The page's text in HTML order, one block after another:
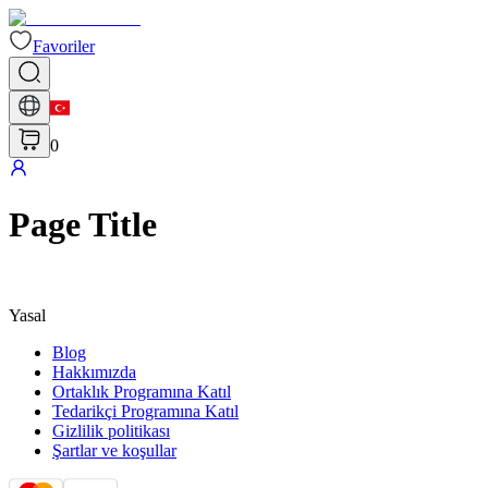
Favoriler
0
Page Title
Yasal
Blog
Hakkımızda
Ortaklık Programına Katıl
Tedarikçi Programına Katıl
Gizlilik politikası
Şartlar ve koşullar